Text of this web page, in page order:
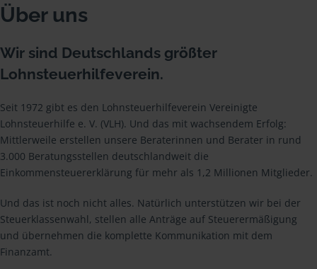
Über uns
Wir sind Deutschlands größter
Lohnsteuerhilfeverein.
Seit 1972 gibt es den Lohnsteuerhilfeverein Vereinigte
Lohnsteuerhilfe e. V. (VLH). Und das mit wachsendem Erfolg:
Mittlerweile erstellen unsere Beraterinnen und Berater in rund
3.000 Beratungsstellen deutschlandweit die
Einkommensteuererklärung für mehr als 1,2 Millionen Mitglieder.
Und das ist noch nicht alles. Natürlich unterstützen wir bei der
Steuerklassenwahl, stellen alle Anträge auf Steuerermäßigung
und übernehmen die komplette Kommunikation mit dem
Finanzamt.